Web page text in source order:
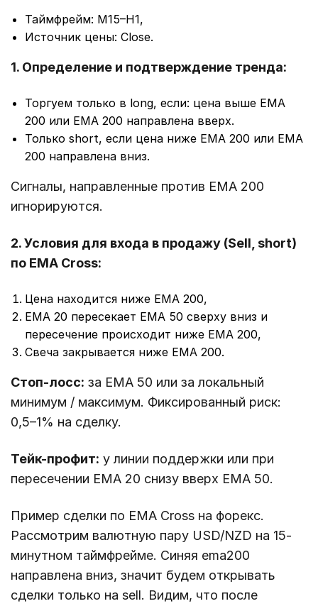
Таймфрейм: M15–H1,
Источник цены: Close.
1. Определение и подтверждение тренда:
Торгуем только в long, если: цена выше EMA
200 или EMA 200 направлена вверх.
Только short, если цена ниже EMA 200 или EMA
200 направлена вниз.
Сигналы, направленные против EMA 200
игнорируются.
2.Условия для входа в продажу (Sell, short)
по EMA Cross:
Цена находится ниже EMA 200,
EMA 20 пересекает EMA 50 сверху вниз и
пересечение происходит ниже EMA 200,
Свеча закрывается ниже EMA 200.
Стоп-лосс: за EMA 50 или за локальный
минимум / максимум. Фиксированный риск:
0,5–1% на сделку.
Тейк-профит: у линии поддержки или при
пересечении EMA 20 снизу вверх EMA 50.
Пример сделки по EMA Cross на форекс.
Рассмотрим валютную пару USD/NZD на 15-
минутном таймфрейме. Синяя ema200
направлена вниз, значит будем открывать
сделки только на sell. Видим, что после